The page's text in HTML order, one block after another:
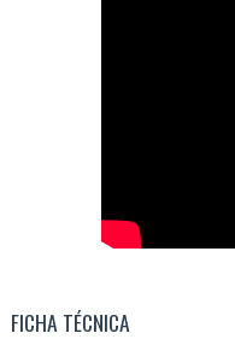
FICHA TÉCNICA